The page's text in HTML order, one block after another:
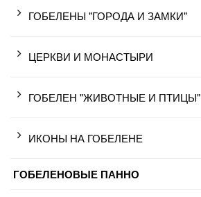
ГОБЕЛЕНЫ "ГОРОДА И ЗАМКИ"
ЦЕРКВИ И МОНАСТЫРИ
ГОБЕЛЕН "ЖИВОТНЫЕ И ПТИЦЫ"
ИКОНЫ НА ГОБЕЛЕНЕ
ГОБЕЛЕНОВЫЕ ПАННО